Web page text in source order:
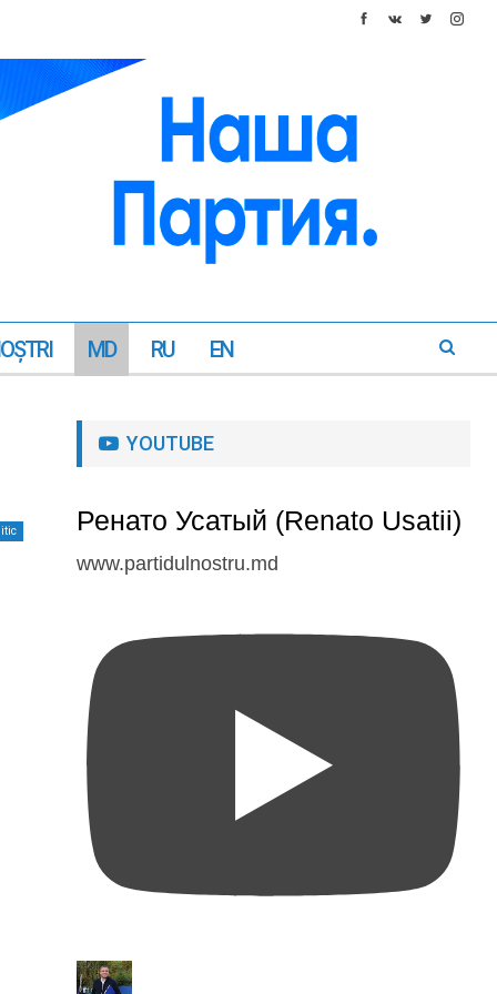
MD RU EN
YOUTUBE
Ренато Усатый (Renato Usatii)
www.partidulnostru.md